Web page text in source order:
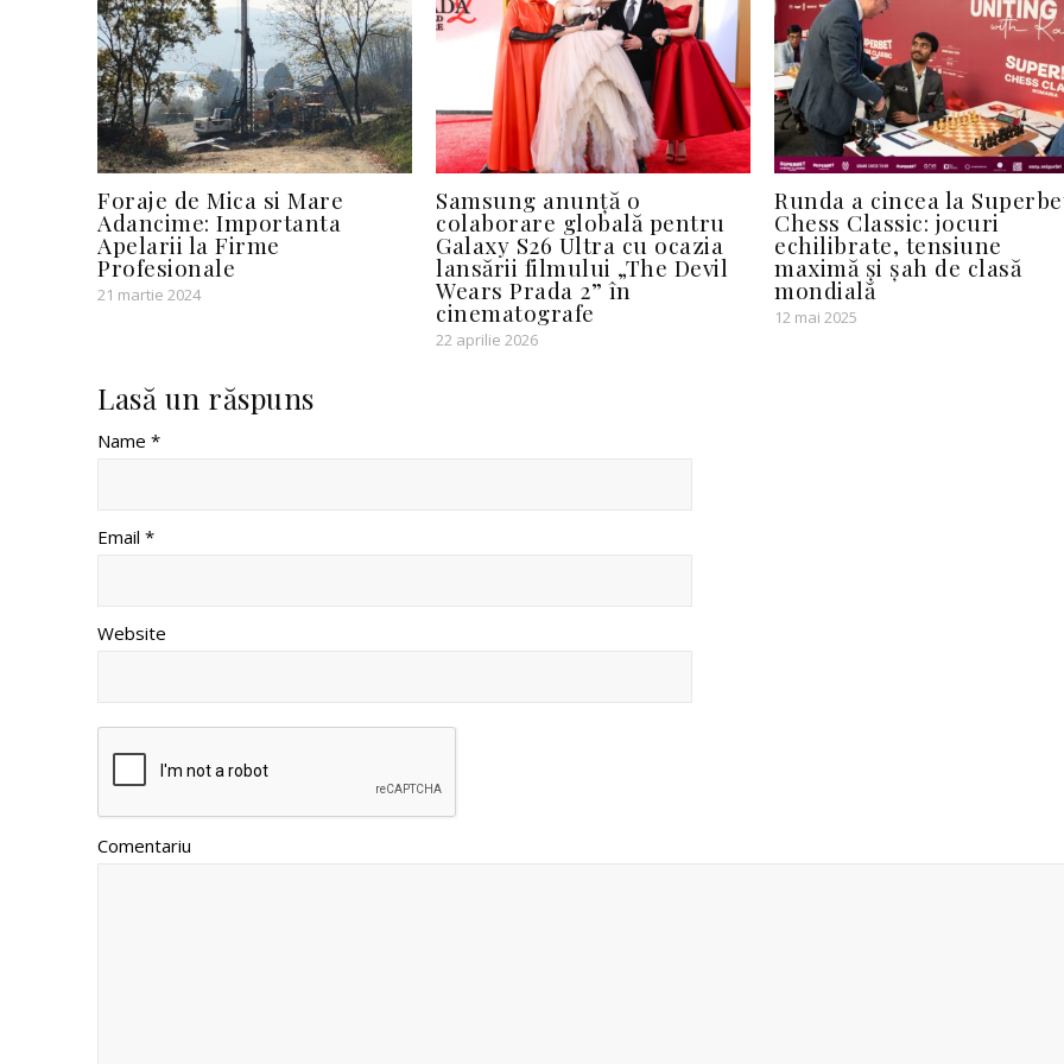
Foraje de Mica si Mare
Adancime: Importanta
Apelarii la Firme
Profesionale
21 martie 2024
Samsung anunță o
colaborare globală pentru
Galaxy S26 Ultra cu ocazia
lansării filmului „The Devil
Wears Prada 2” în
cinematografe
22 aprilie 2026
Runda a cincea la
Chess Classic: jocuri
echilibrate, tensiune
maximă și șah de clasă
mondială
12 mai 2025
Lasă un răspuns
Name *
Email *
Website
Comentariu